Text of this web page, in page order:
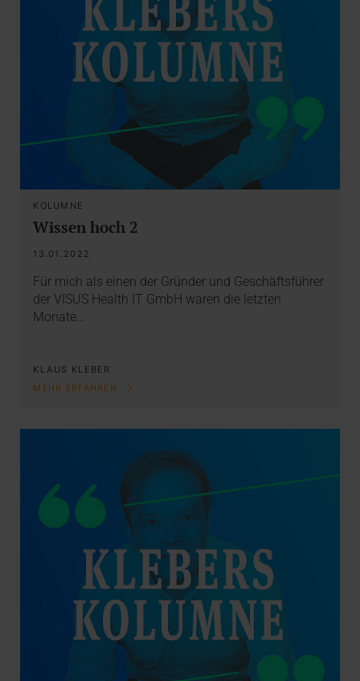
KOLUMNE
Wissen hoch 2
13.01.2022
Für mich als einen der Gründer und Geschäftsführer
der VISUS Health IT GmbH waren die letzten
Monate…
KLAUS KLEBER
MEHR ERFAHREN